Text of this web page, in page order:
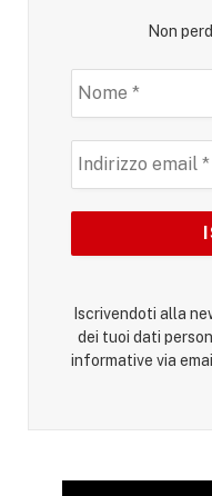
Non
Iscrivendoti alla
dei tuoi dati
informative via